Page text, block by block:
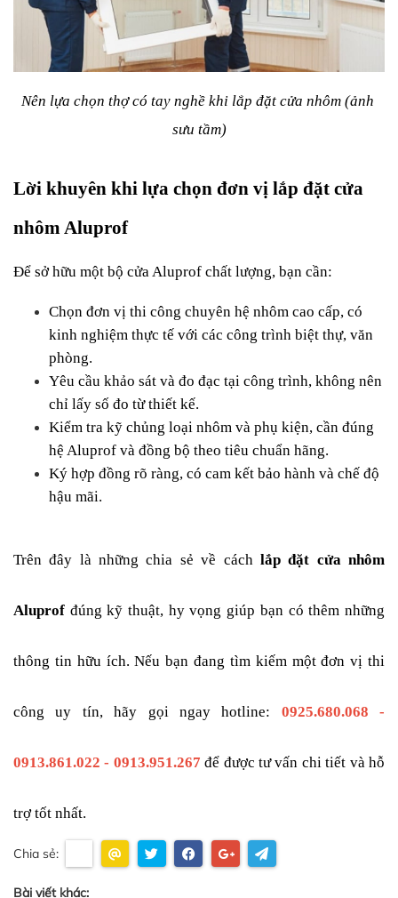
Nên lựa chọn thợ có tay nghề khi lắp đặt cửa nhôm (ảnh
sưu tầm)
Lời khuyên khi lựa chọn đơn vị lắp đặt cửa
nhôm Aluprof
Để sở hữu một bộ cửa Aluprof chất lượng, bạn cần:
Chọn đơn vị thi công chuyên hệ nhôm cao cấp, có
kinh nghiệm thực tế với các công trình biệt thự, văn
phòng.
Yêu cầu khảo sát và đo đạc tại công trình, không nên
chỉ lấy số đo từ thiết kế.
Kiểm tra kỹ chủng loại nhôm và phụ kiện, cần đúng
hệ Aluprof và đồng bộ theo tiêu chuẩn hãng.
Ký hợp đồng rõ ràng, có cam kết bảo hành và chế độ
hậu mãi.
Trên đây là những chia sẻ về cách lắp đặt cửa nhôm
Aluprof đúng kỹ thuật, hy vọng giúp bạn có thêm những
thông tin hữu ích. Nếu bạn đang tìm kiếm một đơn vị thi
công uy tín, hãy gọi ngay hotline: 0925.680.068 -
0913.861.022 - 0913.951.267 để được tư vấn chi tiết và hỗ
trợ tốt nhất.
Chia sẻ:
Bài viết khác: